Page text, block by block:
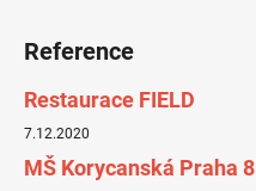
Reference
Restaurace FIELD
7.12.2020
MŠ Korycanská Praha 8